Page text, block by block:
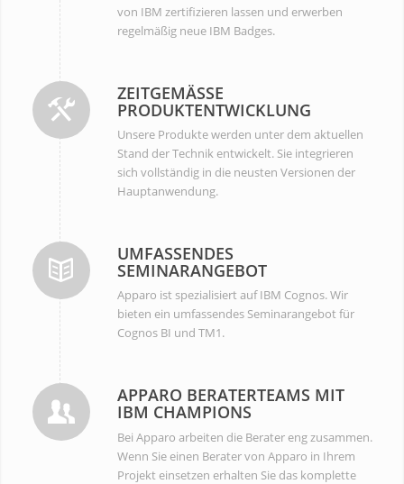
von IBM zertifizieren lassen und erwerben
regelmäßig neue IBM Badges.
ZEITGEMÄSSE P
RODUKTENTWICKLUNG
Unsere Produkte werden unter dem aktuellen
Stand der Technik entwickelt. Sie integrieren
sich vollständig in die neusten Versionen der
Hauptanwendung.
UMFASSENDES
SEMINARANGEBOT
Apparo ist spezialisiert auf IBM Cognos. Wir
bieten ein umfassendes Seminarangebot für
Cognos BI und TM1.
APPARO BERATERTEAMS MIT
IBM CHAMPIONS
Bei Apparo arbeiten die Berater eng zusammen.
Wenn Sie einen Berater von Apparo in Ihrem
Projekt einsetzen erhalten Sie das komplette